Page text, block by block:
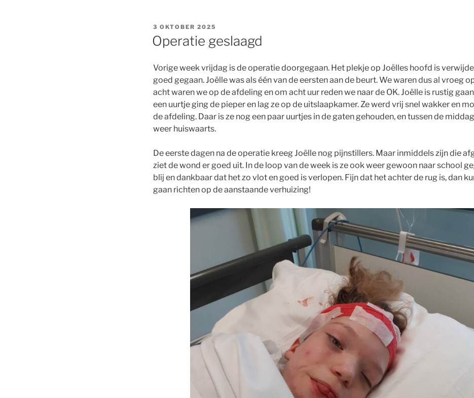
GEPLAATST
OP
3 OKTOBER 2025
Operatie geslaagd
Vorige week vrijdag is de operatie doorgegaan. Het plekje op Joëlles hoofd is
goed gegaan. Joëlle was als één van de eersten aan de beurt. We waren dus al vroeg
acht waren we op de afdeling en om acht uur reden we naar de OK. Joëlle is rustig
een uurtje ging de pieper en lag ze op de uitslaapkamer. Ze werd vrij snel wakker en
de afdeling. Daar is ze nog een paar uurtjes in de gaten gehouden, en tussen de
weer huiswaarts.
De eerste dagen na de operatie kreeg Joëlle nog pijnstillers. Maar inmiddels zijn die
ziet de wond er goed uit. In de loop van de week is ze ook weer gewoon naar school
blij en dankbaar dat het zo vlot en goed is verlopen. Fijn dat het achter de rug is, dan
gaan richten op de aanstaande verhuizing!